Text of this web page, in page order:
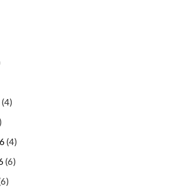
(4)
(4)
(6)